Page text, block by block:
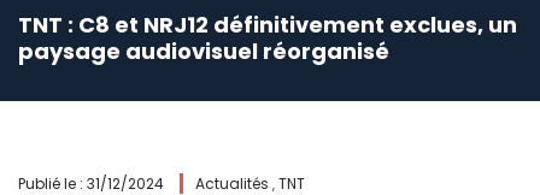
TNT : C8 et NRJ12 définitivement exclues, un
paysage audiovisuel réorganisé
Publié le : 31/12/2024 Actualités , TNT